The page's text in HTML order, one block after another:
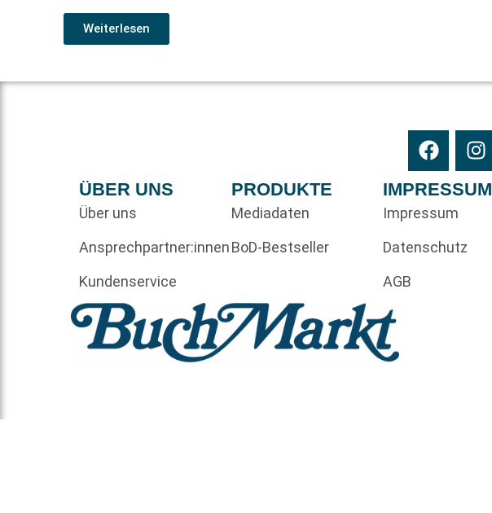
Weiterlesen
ÜBER UNS
Über uns
Ansprechpartner:innen
Kundenservice
PRODUKTE
Mediadaten
BoD-Bestseller
IMPRESSUM
Impressum
Datenschutz
AGB